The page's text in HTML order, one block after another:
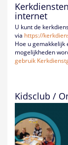
internet
U kunt de
via https://
Hoe u gemakkelijk
mogelijkheden
gebruik
Kidsclub /